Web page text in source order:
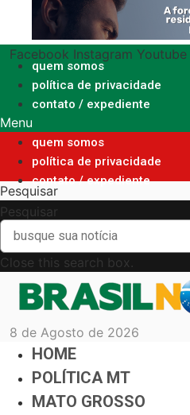
o
conteúdo
Facebook Instagram Youtube
quem somos
política de privacidade
contato / expediente
Menu
quem somos
política de privacidade
contato / expediente
Pesquisar
Pesquisar
Close this search box.
8 de Agosto de 2026
HOME
POLÍTICA MT
MATO GROSSO